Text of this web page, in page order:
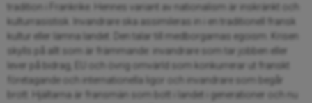
tradition i Frankrike. Hennes variant av nationalism är inskränkt och
kulturrasistisk. Invandrare ska assimileras in i en traditionell fransk
kultur eller lämna landet. Den talar till medborgarnas egoism. Krisen
skylls på allt som är främmande: invandrare som tar jobben eller
lever på bidrag, EU och övrig omvärld som konkurrerar ut franskt
företagande och internationella ligor och invandrare som begår
brott. Hjältarna är fransmän som bott i landet i generationer och nu